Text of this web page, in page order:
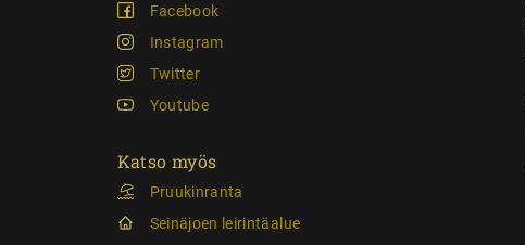
Facebook
Instagram
Twitter
Youtube
Katso myös
Pruukinranta
Seinäjoen leirintäalue